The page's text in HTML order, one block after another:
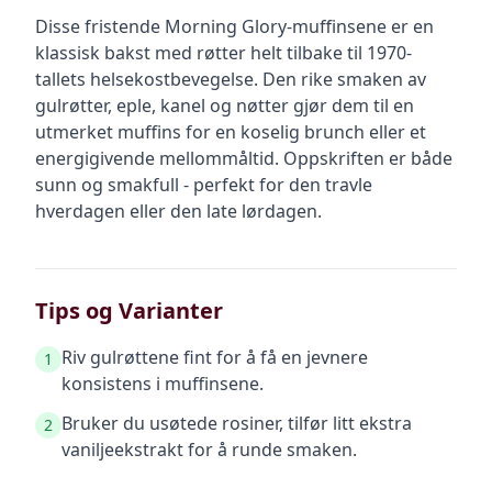
Disse fristende Morning Glory-muffinsene er en
klassisk bakst med røtter helt tilbake til 1970-
tallets helsekostbevegelse. Den rike smaken av
gulrøtter, eple, kanel og nøtter gjør dem til en
utmerket muffins for en koselig brunch eller et
energigivende mellommåltid. Oppskriften er både
sunn og smakfull - perfekt for den travle
hverdagen eller den late lørdagen.
Tips og Varianter
1
Riv gulrøttene fint for å få en jevnere
konsistens i muffinsene.
2 Bruker du usøtede rosiner, tilfør litt ekstra
vaniljeekstrakt for å runde smaken.